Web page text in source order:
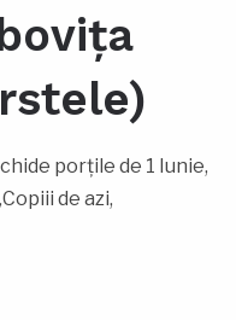
porțile de 1 Iunie,
de azi,